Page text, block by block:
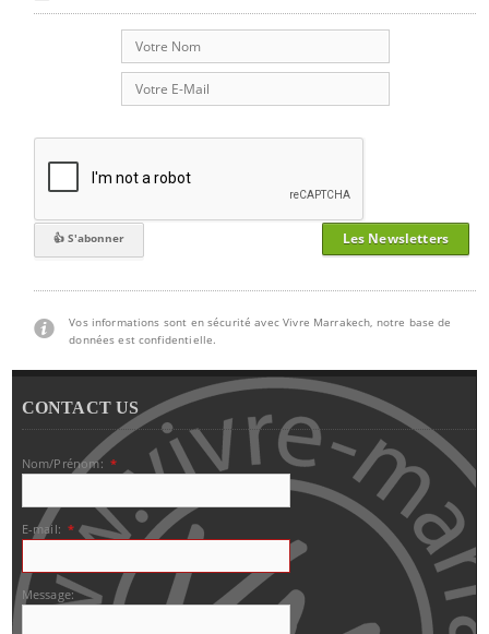
Les Newsletters
Vos informations sont en sécurité avec Vivre Marrakech, notre base de
données est confidentielle.
CONTACT US
Nom/Prénom: *
E-mail: *
Message: